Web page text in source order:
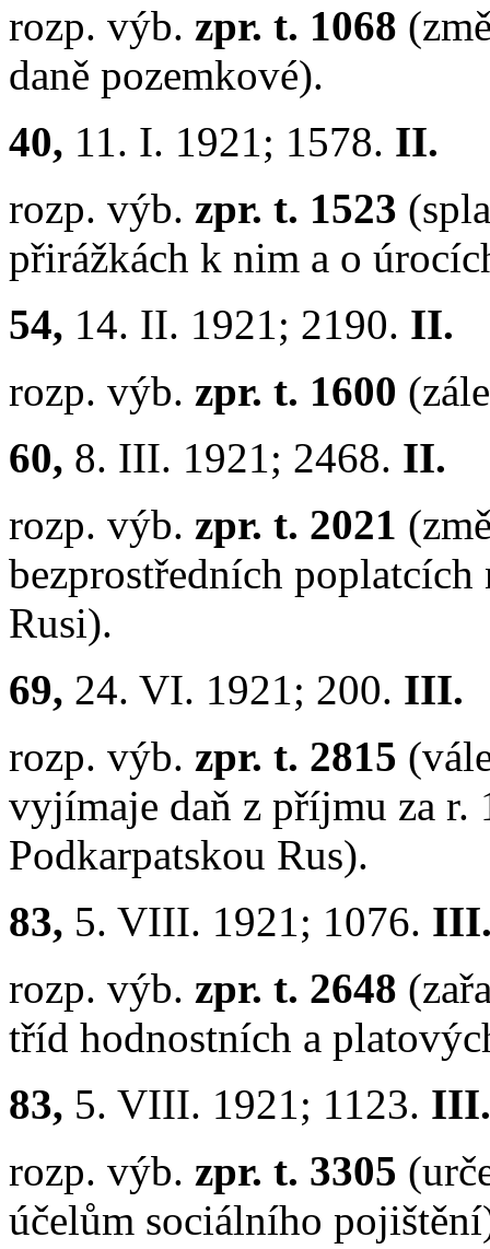
rozp. výb. zpr. t. 1068
daně pozemkové).
40, 11. I. 1921; 1578. II.
rozp. výb. zpr. t. 1523
přirážkách k nim a o
54, 14. II. 1921; 2190. II.
rozp. výb. zpr. t. 1600
60, 8. III. 1921; 2468. II.
rozp. výb. zpr. t. 2021
bezprostředních poplatcích
Rusi).
69, 24. VI. 1921; 200. III.
rozp. výb. zpr. t. 2815
vyjímaje daň z příjmu za r.
Podkarpatskou Rus).
83, 5. VIII. 1921; 1076.
rozp. výb. zpr. t. 2648
tříd hodnostních a
83, 5. VIII. 1921; 1123. III.
rozp. výb. zpr. t. 3305
účelům sociálního